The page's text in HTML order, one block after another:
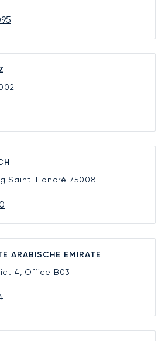
Saint-Honoré 75008
ARABISCHE EMIRATE
4, Office B03